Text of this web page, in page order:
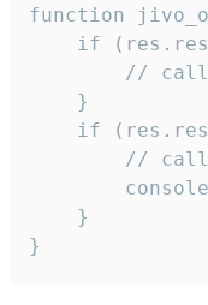
function
if
//
    }
if
//
    }
}